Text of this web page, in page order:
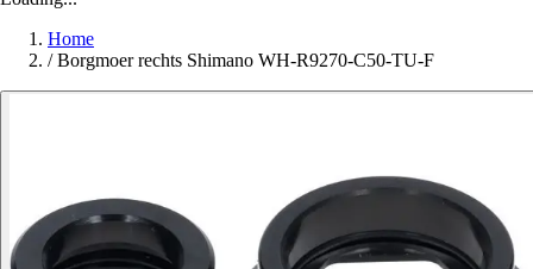
Home
/ Borgmoer rechts Shimano WH-R9270-C50-TU-F